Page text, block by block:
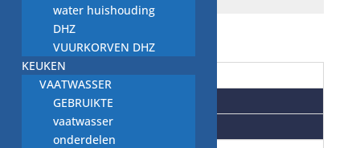
Beschrijving
Aanvullende informatie
Beoordelingen (0)
water huishouding
DHZ
VUURKORVEN DHZ
KEUKEN
VAATWASSER
GEBRUIKTE
vaatwasser
onderdelen